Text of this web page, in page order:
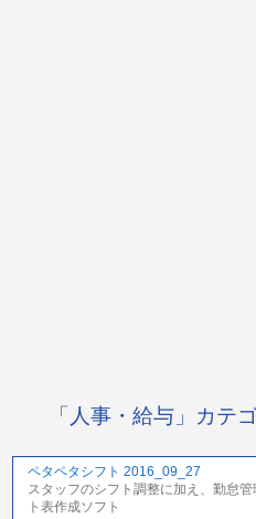
「人事・給与」カテ
ペタペタシフト 2016_09_27
スタッフのシフト調整に加え、勤怠
ト表作成ソフト